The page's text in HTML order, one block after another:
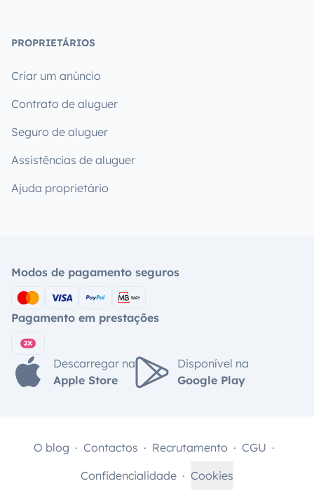
PROPRIETÁRIOS
Criar um anúncio
Contrato de aluguer
Seguro de aluguer
Assistências de aluguer
Ajuda proprietário
Modos de pagamento seguros
Pagamento em prestações
Descarregar na
Apple Store
Disponível na
Google Play
O blog Contactos Recrutamento
CGU
Confidencialidade
Cookies